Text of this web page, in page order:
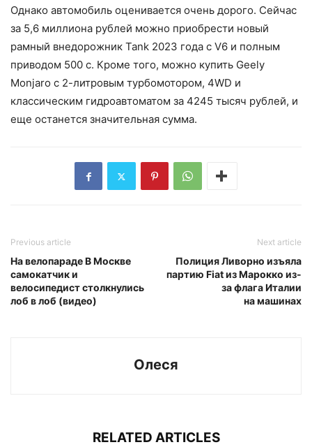
Однако автомобиль оценивается очень дорого. Сейчас
за 5,6 миллиона рублей можно приобрести новый
рамный внедорожник Tank 2023 года с V6 и полным
приводом 500 c. Кроме того, можно купить Geely
Monjaro с 2-литровым турбомотором, 4WD и
классическим гидроавтоматом за 4245 тысяч рублей, и
еще останется значительная сумма.
Previous article
На велопараде В Москве
самокатчик и
велосипедист столкнулись
лоб в лоб (видео)
Next article
Полиция Ливорно изъяла
партию Fiat из Марокко из-
за флага Италии
на машинах
Олеся
RELATED ARTICLES